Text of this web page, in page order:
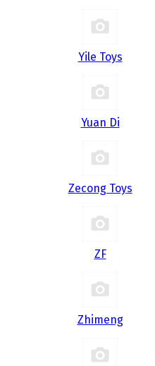
Yile Toys
Yuan Di
Zecong Toys
ZF
Zhimeng